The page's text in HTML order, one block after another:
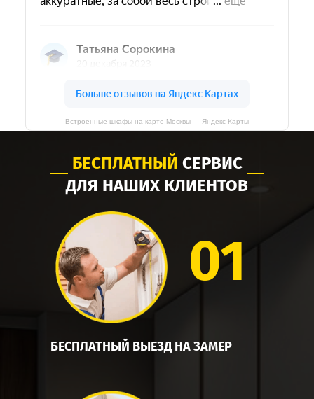
Встроенные шкафы на карте Москвы — Яндекс Карты
БЕСПЛАТНЫЙ ВЫЕЗД НА ЗАМЕР
01
БЕСПЛАТНЫЙ СЕРВИС
ДЛЯ НАШИХ КЛИЕНТОВ